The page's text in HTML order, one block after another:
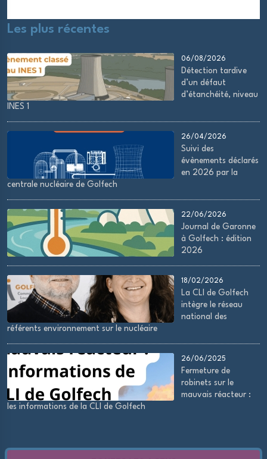
Les plus récentes
06/08/2026
Détection tardive
d’un défaut
d’étanchéité, niveau
INES 1
26/04/2026
Suivi des
évènements déclarés
en 2026 par la
centrale nucléaire de Golfech
22/06/2026
Journal de Garonne
à Golfech : édition
2026
18/02/2026
La CLI de Golfech
intègre le réseau
national des
référents environnement sur le nucléaire
26/06/2025
Fermeture de
robinets sur le
mauvais réacteur :
les informations de la CLI de Golfech